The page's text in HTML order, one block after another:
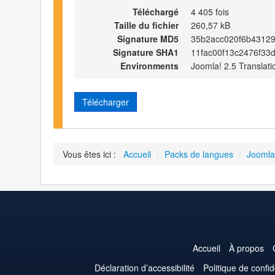
Téléchargé
4 405 fois
Taille du fichier
260,57 kB
Signature MD5
Signature SHA1
Environments
Joomla! 2.5
Télécharger
Vous êtes ici : Accueil / Packs de langues /
Accueil À propos
Déclaration d’accessibilité
Politique de